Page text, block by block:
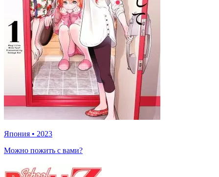
Япония • 2023
Можно пожить с вами?